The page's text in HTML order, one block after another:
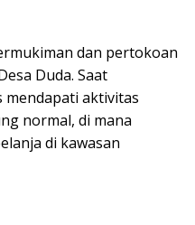
dan pertokoan
Duda. Saat
aktivitas
normal, di mana
di kawasan